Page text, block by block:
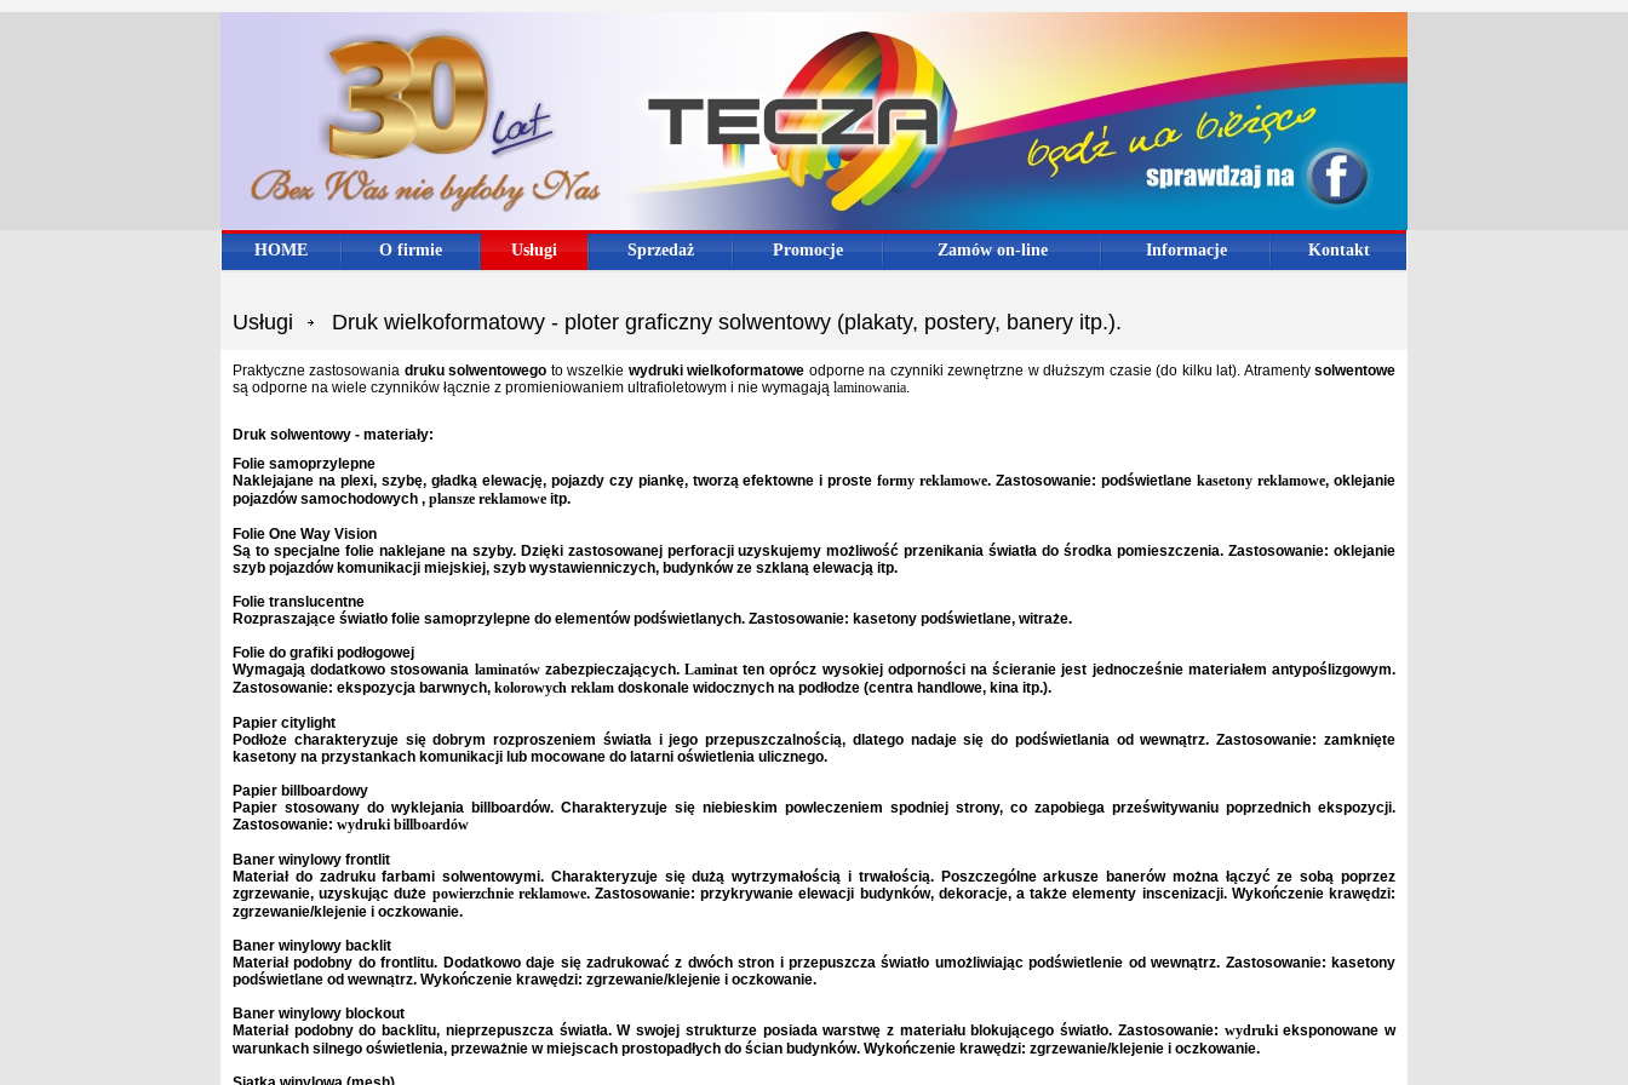
HOME O firmie Usługi Sprzedaż Promocje Zamów on-line Informacje Kontakt
Usługi Druk wielkoformatowy - ploter graficzny solwentowy (plakaty, postery, banery itp.).
Praktyczne zastosowania druku solwentowego to wszelkie wydruki wielkoformatowe odporne na czynniki zewnętrzne w dłuższym czasie (do kilku lat). Atramentysolwentowe
są odporne na wiele czynników łącznie z promieniowaniem ultrafioletowym i nie wymagają laminowania.
Druk solwentowy - materiały:
Folie samoprzylepne
Naklejajane na plexi, szybę, gładką elewację, pojazdy czy piankę, tworzą efektowne i prosteformy reklamowe. Zastosowanie: podświetlane kasetony reklamowe, oklejanie
pojazdów samochodowych , plansze reklamowe itp.
Folie One Way Vision
Są to specjalne folie naklejane na szyby. Dzięki zastosowanej perforacji uzyskujemy możliwość przenikania światła do środka pomieszczenia. Zastosowanie: oklejanie
szyb pojazdów komunikacji miejskiej, szyb wystawienniczych, budynków ze szklaną elewacją itp.
Folie translucentne
Rozpraszające światło folie samoprzylepne do elementów podświetlanych. Zastosowanie: kasetony podświetlane, witraże.
Folie do grafiki podłogowej
Wymagają dodatkowo stosowania laminatówzabezpieczających.Laminat ten oprócz wysokiej odporności na ścieranie jest jednocześnie materiałem antypoślizgowym.
Zastosowanie: ekspozycja barwnych, kolorowych reklam doskonale widocznych na podłodze (centra handlowe, kina itp.).
Papier citylight
Podłoże charakteryzuje się dobrym rozproszeniem światła i jego przepuszczalnością, dlatego nadaje się do podświetlania od wewnątrz. Zastosowanie: zamknięte
kasetony na przystankach komunikacji lub mocowane do latarni oświetlenia ulicznego.
Papier billboardowy
Papier stosowany do wyklejania billboardów. Charakteryzuje się niebieskim powleczeniem spodniej strony, co zapobiega prześwitywaniu poprzednich ekspozycji.
Zastosowanie: wydruki billboardów
Baner winylowy frontlit
Materiał do zadruku farbamisolwentowymi. Charakteryzuje się dużą wytrzymałością i trwałością. Poszczególne arkusze banerów można łączyć ze sobą poprzez
zgrzewanie, uzyskując duże powierzchnie reklamowe. Zastosowanie: przykrywanie elewacji budynków, dekoracje, a także elementy inscenizacji. Wykończenie krawędzi:
zgrzewanie/klejenie i oczkowanie.
Baner winylowy backlit
Materiał podobny do frontlitu. Dodatkowo daje się zadrukować z dwóch stron i przepuszcza światło umożliwiając podświetlenie od wewnątrz. Zastosowanie: kasetony
podświetlane od wewnątrz. Wykończenie krawędzi: zgrzewanie/klejenie i oczkowanie.
Baner winylowy blockout
Materiał podobny do backlitu, nieprzepuszcza światła. W swojej strukturze posiada warstwę z materiału blokującego światło. Zastosowanie: wydrukieksponowane w
warunkach silnego oświetlenia, przeważnie w miejscach prostopadłych do ścian budynków. Wykończenie krawędzi: zgrzewanie/klejenie i oczkowanie.